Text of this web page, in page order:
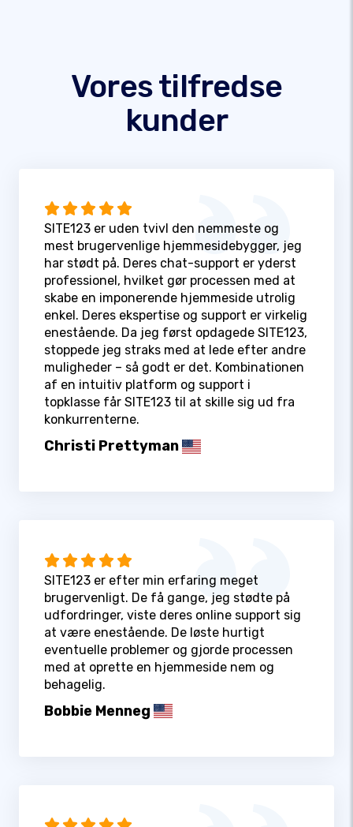
Vores tilfredse
kunder
SITE123 er uden tvivl den nemmeste og
mest brugervenlige hjemmesidebygger, jeg
har stødt på. Deres chat-support er yderst
professionel, hvilket gør processen med at
skabe en imponerende hjemmeside utrolig
enkel. Deres ekspertise og support er virkelig
enestående. Da jeg først opdagede SITE123,
stoppede jeg straks med at lede efter andre
muligheder – så godt er det. Kombinationen
af en intuitiv platform og support i
topklasse får SITE123 til at skille sig ud fra
konkurrenterne.
Christi Prettyman
SITE123 er efter min erfaring meget
brugervenligt. De få gange, jeg stødte på
udfordringer, viste deres online support sig
at være enestående. De løste hurtigt
eventuelle problemer og gjorde processen
med at oprette en hjemmeside nem og
behagelig.
Bobbie Menneg